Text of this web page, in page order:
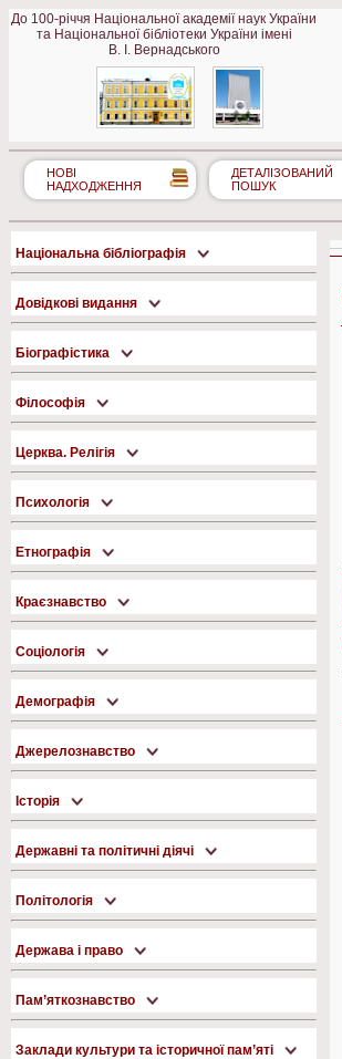
До 100-річчя Національної академії наук України
та Національної бібліотеки України імені
В. І. Вернадського
НОВІ
НАДХОДЖЕННЯ
ДЕТАЛІЗОВАНИЙ
ПОШУК
Національна бібліографія
Довідкові видання
Біографістика
Філософія
Церква. Релігія
Психологія
Етнографія
Краєзнавство
Соціологія
Демографія
Джерелознавство
Історія
Державні та політичні діячі
Політологія
Держава і право
Пам’яткознавство
Заклади культури та історичної пам’яті